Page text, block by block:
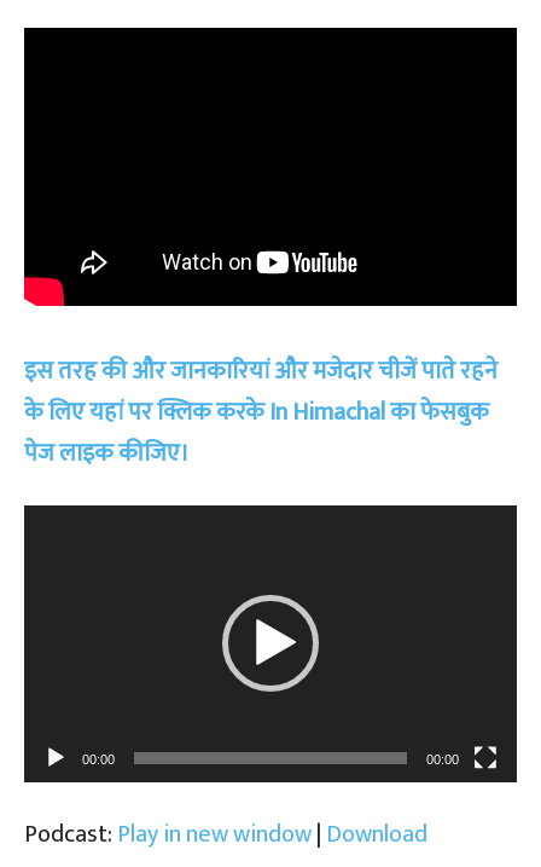
इस तरह की और जानकारियां और मजेदार चीजें पाते रहने
के लिए यहां पर क्लिक करके In Himachal का फेसबुक
पेज लाइक कीजिए।
00:00 00:00
Podcast: Play in new window| Download